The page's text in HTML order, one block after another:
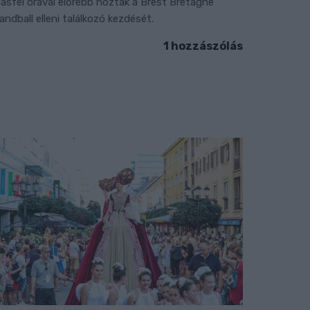
elleni találkozó kezdését.
1 hozzászólás